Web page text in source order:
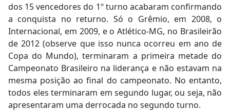
dos 15 vencedores do 1º turno acabaram confirmando
a conquista no returno. Só o Grêmio, em 2008, o
Internacional, em 2009, e o Atlético-MG, no Brasileirão
de 2012 (observe que isso nunca ocorreu em ano de
Copa do Mundo), terminaram a primeira metade do
Campeonato Brasileiro na liderança e não estavam na
mesma posição ao final do campeonato. No entanto,
todos eles terminaram em segundo lugar, ou seja, não
apresentaram uma derrocada no segundo turno.